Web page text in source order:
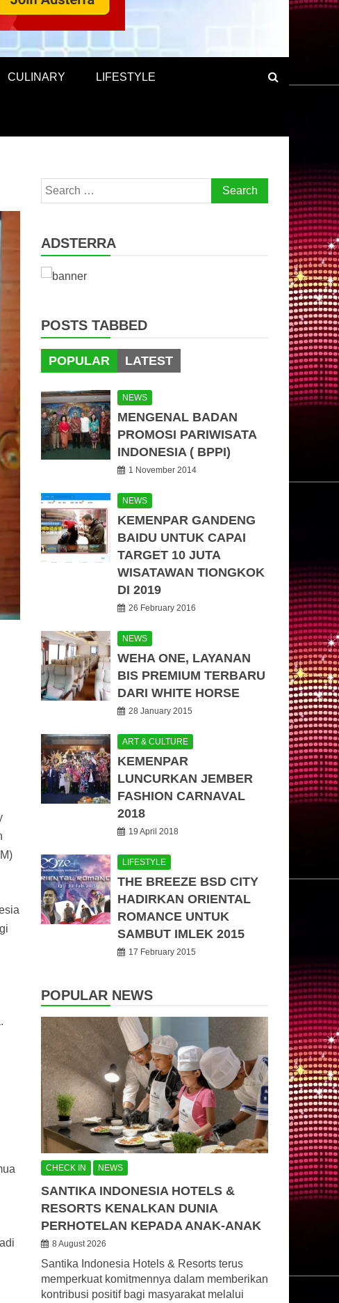
CULINARY LIFESTYLE
Search
for:
ADSTERRA
POSTS TABBED
POPULAR LATEST
NEWS
MENGENAL BADAN
PROMOSI PARIWISATA
INDONESIA ( BPPI)
1 November 2014
NEWS
KEMENPAR GANDENG
BAIDU UNTUK CAPAI
TARGET 10 JUTA
WISATAWAN TIONGKOK
DI 2019
26 February 2016
NEWS
WEHA ONE, LAYANAN
BIS PREMIUM TERBARU
DARI WHITE HORSE
28 January 2015
ART & CULTURE
KEMENPAR
LUNCURKAN JEMBER
FASHION CARNAVAL
2018
19 April 2018
LIFESTYLE
THE BREEZE BSD CITY
HADIRKAN ORIENTAL
ROMANCE UNTUK
SAMBUT IMLEK 2015
17 February 2015
POPULAR NEWS
CHECK IN NEWS
SANTIKA INDONESIA HOTELS &
RESORTS KENALKAN DUNIA
PERHOTELAN KEPADA ANAK-ANAK
8 August 2026
Santika Indonesia Hotels & Resorts terus
memperkuat komitmennya dalam memberikan
kontribusi positif bagi masyarakat melalui